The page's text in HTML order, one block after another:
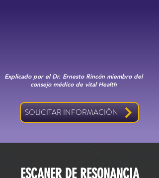
Explicado por el Dr. Ernesto Rincón miembro del
consejo médico de vital Health
SOLICITAR INFORMACIÓN
ESCANER DE RESONANCIA